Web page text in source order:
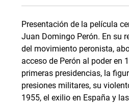
Presentación de la película
Juan Domingo Perón. En su
del movimiento peronista,
acceso de Perón al poder en
primeras presidencias, la
presiones militares, su
1955, el exilio en España y